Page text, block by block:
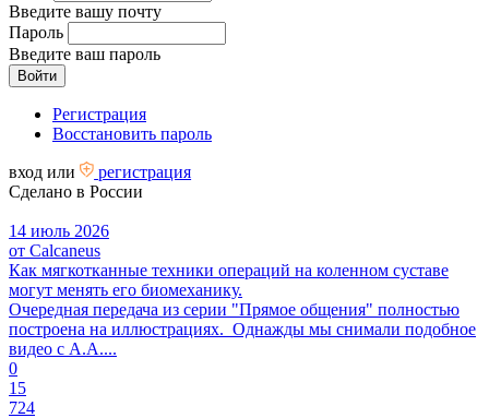
Введите вашу почту
Пароль
Введите ваш пароль
Регистрация
Восстановить пароль
вход или
регистрация
Сделано в России
14 июль 2026
от Calcaneus
Как мягкотканные техники операций на коленном суставе
могут менять его биомеханику.
Очередная передача из серии "Прямое общения" полностью
построена на иллюстрациях. Однажды мы снимали подобное
видео с А.А....
0
15
724